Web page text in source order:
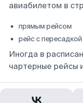
авиабилетом в
прямым рейсом
рейс с пересадкой
Иногда в
чартерные рейсы